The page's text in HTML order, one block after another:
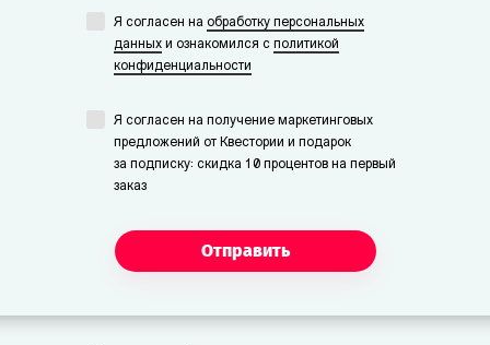
Я согласен на обработку персональных
данных и ознакомился с политикой
конфиденциальности
Я согласен на получение маркетинговых
предложений от Квестории и подарок
за подписку: скидка 10 процентов на первый
заказ
Отправить